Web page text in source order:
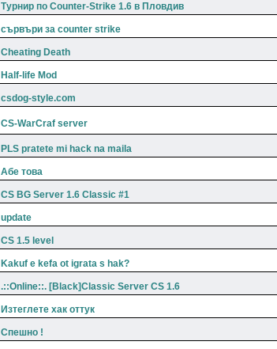
Турнир по Counter-Strike 1.6 в Пловдив
сървъри за counter strike
Cheating Death
Half-life Mod
csdog-style.com
CS-WarCraf server
PLS pratete mi hack na maila
Абе това
CS BG Server 1.6 Classic #1
update
CS 1.5 level
Kakuf e kefa ot igrata s hak?
.::Online::. [Black]Classic Server CS 1.6
Изтеглете хак оттук
Спешно !